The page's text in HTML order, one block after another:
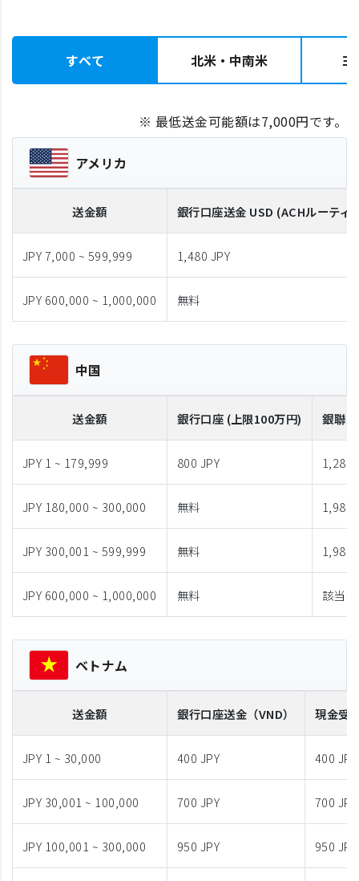
すべて 北米・中南米 ヨ
※ 最低送金可能額は7,000円です。
アメリカ
送金額 銀行口座送金 USD (ACHルーティ
JPY 7,000 ~ 599,999 1,480 JPY
JPY 600,000 ~ 1,000,000 無料
中国
送金額 銀行口座 (上限100万円) 銀聯
JPY 1 ~ 179,999 800 JPY 1,280
JPY 180,000 ~ 300,000 無料 1,980
JPY 300,001 ~ 599,999 無料 1,980
JPY 600,000 ~ 1,000,000 無料 該当
ベトナム
送金額 銀行口座送金 （VND） 現金受
JPY 1 ~ 30,000 400 JPY 400 JPY
JPY 30,001 ~ 100,000 700 JPY 700 JPY
JPY 100,001 ~ 300,000 950 JPY 950 JPY